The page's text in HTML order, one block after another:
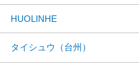
HUOLINHE
タイシュウ（台州）